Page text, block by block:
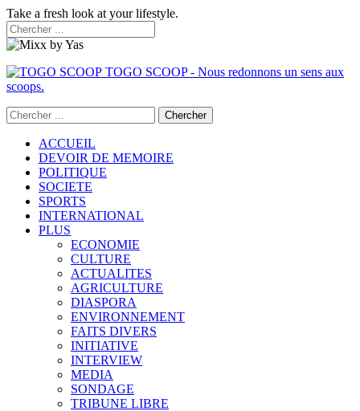
Take a fresh look at your lifestyle.
TOGO SCOOP - Nous redonnons un sens aux
scoops.
ACCUEIL
DEVOIR DE MEMOIRE
POLITIQUE
SOCIETE
SPORTS
INTERNATIONAL
PLUS
ECONOMIE
CULTURE
ACTUALITES
AGRICULTURE
DIASPORA
ENVIRONNEMENT
FAITS DIVERS
INITIATIVE
INTERVIEW
MEDIA
SONDAGE
TRIBUNE LIBRE